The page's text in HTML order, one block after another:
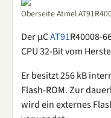
Oberseite Atmel
Der µCAT91R40008-
CPU 32-Bit vom
Er besitzt 256 kB
Flash-ROM. Zur
wird ein externes